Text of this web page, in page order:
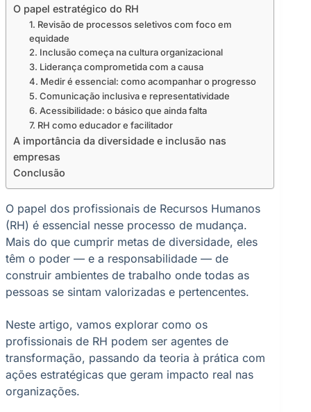
O papel estratégico do RH
1. Revisão de processos seletivos com foco em
equidade
2. Inclusão começa na cultura organizacional
3. Liderança comprometida com a causa
4. Medir é essencial: como acompanhar o progresso
5. Comunicação inclusiva e representatividade
6. Acessibilidade: o básico que ainda falta
7. RH como educador e facilitador
A importância da diversidade e inclusão nas
empresas
Conclusão
O papel dos profissionais de Recursos Humanos
(RH) é essencial nesse processo de mudança.
Mais do que cumprir metas de diversidade, eles
têm o poder — e a responsabilidade — de
construir ambientes de trabalho onde todas as
pessoas se sintam valorizadas e pertencentes.
Neste artigo, vamos explorar como os
profissionais de RH podem ser agentes de
transformação, passando da teoria à prática com
ações estratégicas que geram impacto real nas
organizações.